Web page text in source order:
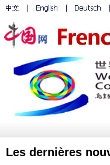
Les dernières